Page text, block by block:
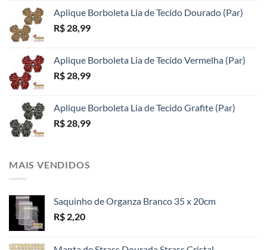
Aplique Borboleta Lia de Tecido Dourado (Par)
R$ 28,99
Aplique Borboleta Lia de Tecido Vermelha (Par)
R$ 28,99
Aplique Borboleta Lia de Tecido Grafite (Par)
R$ 28,99
MAIS VENDIDOS
Saquinho de Organza Branco 35 x 20cm
R$ 2,20